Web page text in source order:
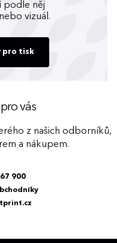
podle něj
vizuál.
pro tisk
vás
z našich odborníků,
a nákupem.
900